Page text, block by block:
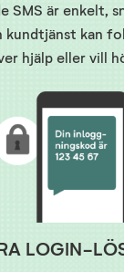
SMS är enkelt,
kundtjänst kan
hjälp eller vill
LOGIN-